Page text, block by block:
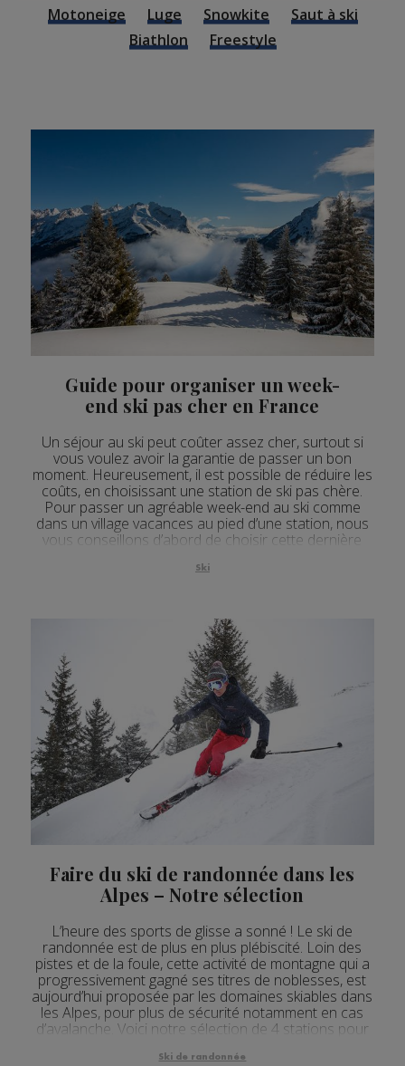
Motoneige
Luge Snowkite
Saut à ski
Biathlon
Freestyle
Guide pour organiser un week-
end ski pas cher en France
Un séjour au ski peut coûter assez cher, surtout si
vous voulez avoir la garantie de passer un bon
moment. Heureusement, il est possible de réduire les
coûts, en choisissant une station de ski pas chère.
Pour passer un agréable week-end au ski comme
dans un village vacances au pied d’une station, nous
vous conseillons d’abord de choisir cette dernière
déplacement.
Ski
Faire du ski de randonnée dans les
Alpes – Notre sélection
L’heure des sports de glisse a sonné ! Le ski de
randonnée est de plus en plus plébiscité. Loin des
pistes et de la foule, cette activité de montagne qui a
progressivement gagné ses titres de noblesses, est
aujourd’hui proposée par les domaines skiables dans
les Alpes, pour plus de sécurité notamment en cas
d’avalanche. Voici notre sélection de 4 stations pour
Ski de randonnée